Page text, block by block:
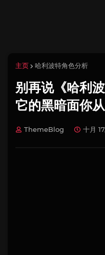
主页 哈利波特角色分析
别再说《哈利
它的黑暗面你
ThemeBlog 十月